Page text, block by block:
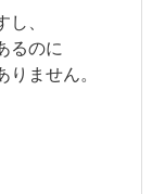
、
るのに
ません。